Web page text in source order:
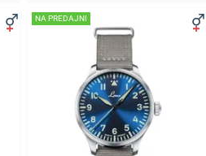
NA PREDAJNI